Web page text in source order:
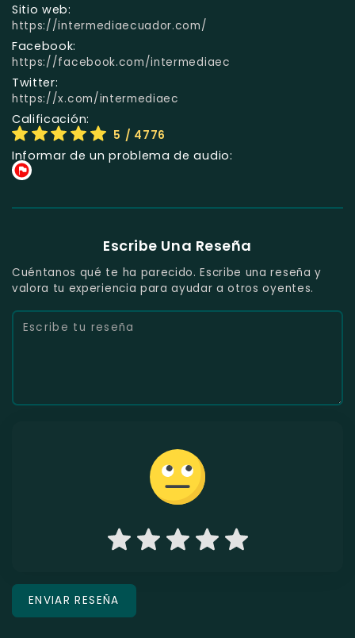
Sitio web:
https://intermediaecuador.com/
Facebook:
https://facebook.com/intermediaec
Twitter:
https://x.com/intermediaec
Calificación:
5 / 4776
Informar de un problema de audio:
Escribe Una Reseña
Cuéntanos qué te ha parecido. Escribe una reseña y
valora tu experiencia para ayudar a otros oyentes.